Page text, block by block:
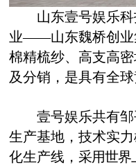
山东壹号娱乐
业——山东魏桥创
棉精梳纱、高支高
及分销，是具有全
壹号娱乐共有
生产基地，技术实
化生产线，采用世界